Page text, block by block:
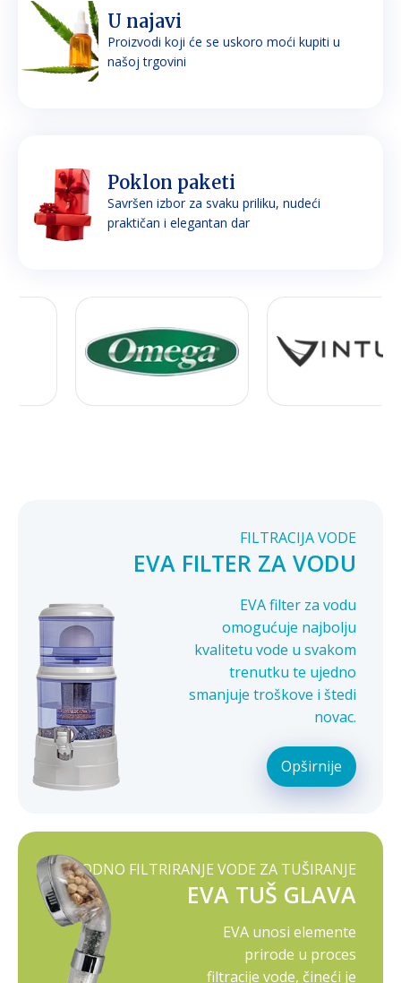
U najavi
Proizvodi koji će se uskoro moći kupiti u
našoj trgovini
Poklon paketi
Savršen izbor za svaku priliku, nudeći
praktičan i elegantan dar
FILTRACIJA VODE
EVA FILTER ZA VODU
EVA filter za vodu
omogućuje najbolju
kvalitetu vode u svakom
trenutku te ujedno
smanjuje troškove i štedi
novac.
Opširnije
PRIRODNO FILTRIRANJE VODE ZA TUŠIRANJE
EVA TUŠ GLAVA
EVA unosi elemente
prirode u proces
filtracije vode, čineći je